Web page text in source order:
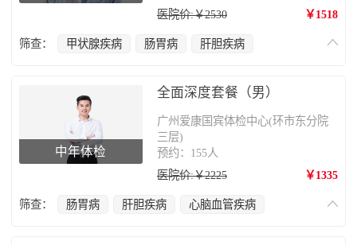
医院价:￥2530
￥1518
筛查： 甲状腺疾病 肠胃病
肝胆疾病
中年体检
全面深度套餐（男）
广州爱康国宾体检中心(环市东分院
三层)
预约：155人
医院价:￥2225
￥1335
筛查： 肠胃病 肝胆疾病
心脑血管疾病